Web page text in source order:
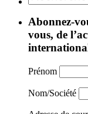
Abonnez-
vous, de
Prénom
Nom/Société